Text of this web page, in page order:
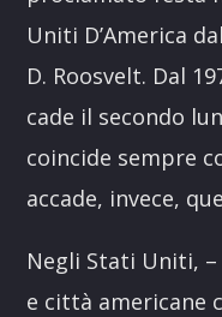
Uniti D’America
D. Roosvelt. Dal
cade il secondo
coincide sempre
accade, invece,
Negli Stati Uniti,
e città americane